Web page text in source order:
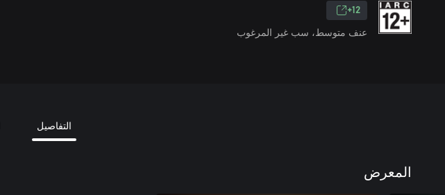
12+
عنف متوسط، سب غير المرغوب
التفاصيل
المعرض